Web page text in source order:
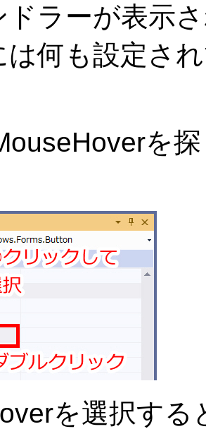
ドラーが表示
は何も設定さ
を
を選択す